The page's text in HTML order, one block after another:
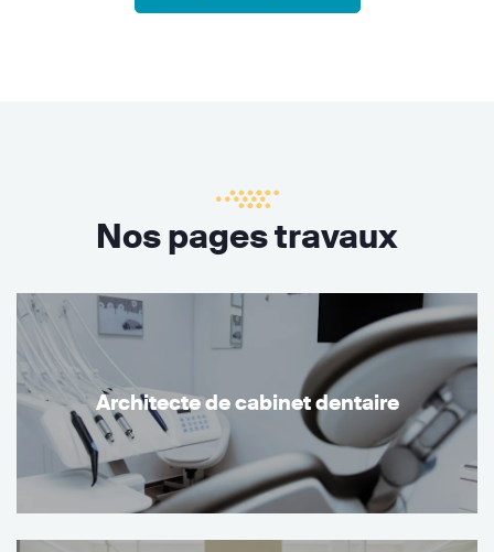
Nos pages travaux
Architecte de cabinet dentaire